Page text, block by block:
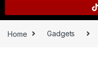
Home Gadgets